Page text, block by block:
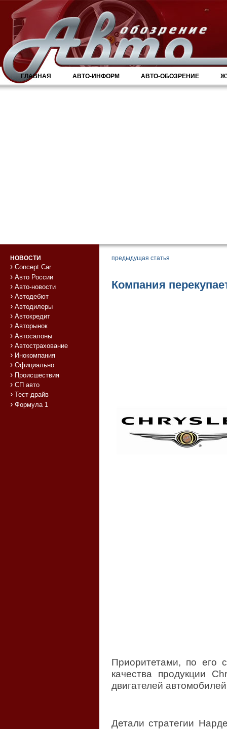
ГЛАВНАЯ АВТО-ИНФОРМ АВТО-ОБОЗРЕНИЕ
предыдущая статья
Компания
Приоритетами, по его
качества продукции
двигателей
Детали стратегии
НОВОСТИ
Concept Car
Авто России
Авто-новости
Автодебют
Автодилеры
Автокредит
Авторынок
Автосалоны
Автострахование
Инокомпания
Официально
Происшествия
СП авто
Тест-драйв
Формула 1